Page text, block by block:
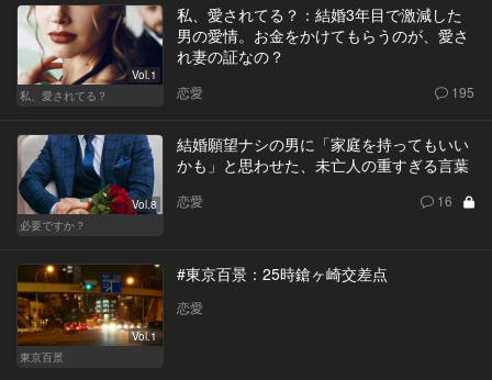
Vol.1
私、愛されてる？
私、愛されてる？：結婚3年目で激減した
男の愛情。お金をかけてもらうのが、愛さ
れ妻の証なの？
恋愛 195
Vol.8
必要ですか？
結婚願望ナシの男に「家庭を持ってもいい
かも」と思わせた、未亡人の重すぎる言葉
恋愛 16
Vol.1
東京百景
#東京百景：25時鎗ヶ崎交差点
恋愛